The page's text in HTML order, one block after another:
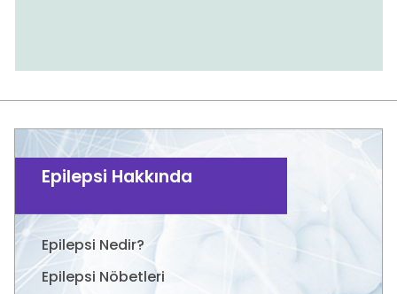
Epilepsi Hakkında
Epilepsi Nedir?
Epilepsi Nöbetleri